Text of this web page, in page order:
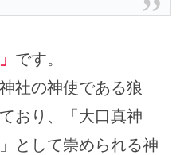
です。
社の神使である狼
おり、「大口真神
として崇められる神